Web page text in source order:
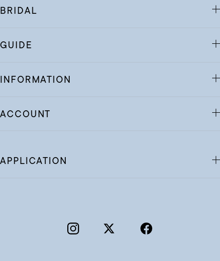
BRIDAL
GUIDE
INFORMATION
ACCOUNT
APPLICATION